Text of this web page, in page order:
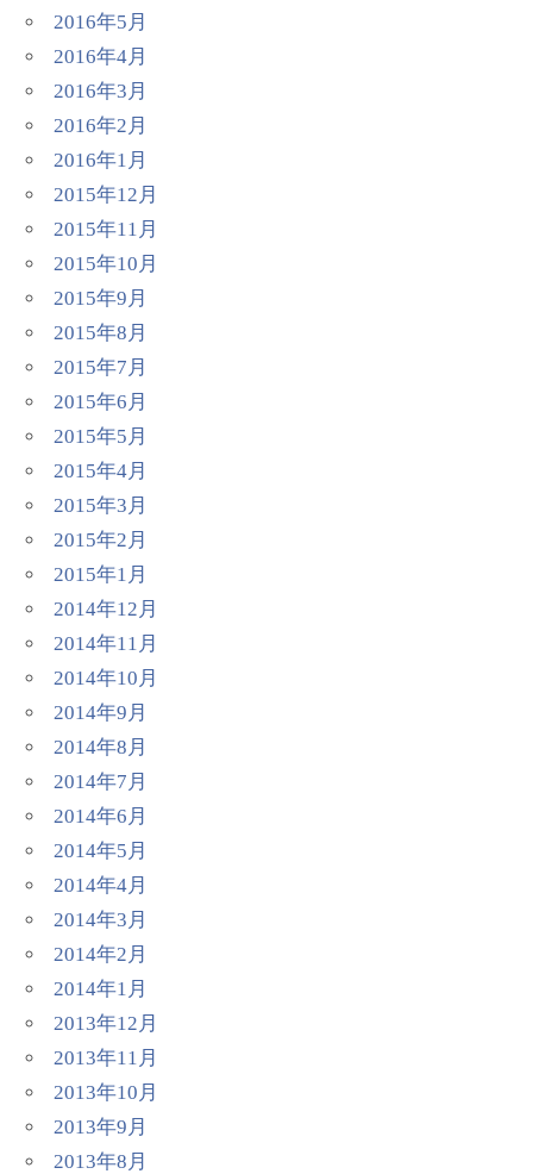
2016年5月
2016年4月
2016年3月
2016年2月
2016年1月
2015年12月
2015年11月
2015年10月
2015年9月
2015年8月
2015年7月
2015年6月
2015年5月
2015年4月
2015年3月
2015年2月
2015年1月
2014年12月
2014年11月
2014年10月
2014年9月
2014年8月
2014年7月
2014年6月
2014年5月
2014年4月
2014年3月
2014年2月
2014年1月
2013年12月
2013年11月
2013年10月
2013年9月
2013年8月